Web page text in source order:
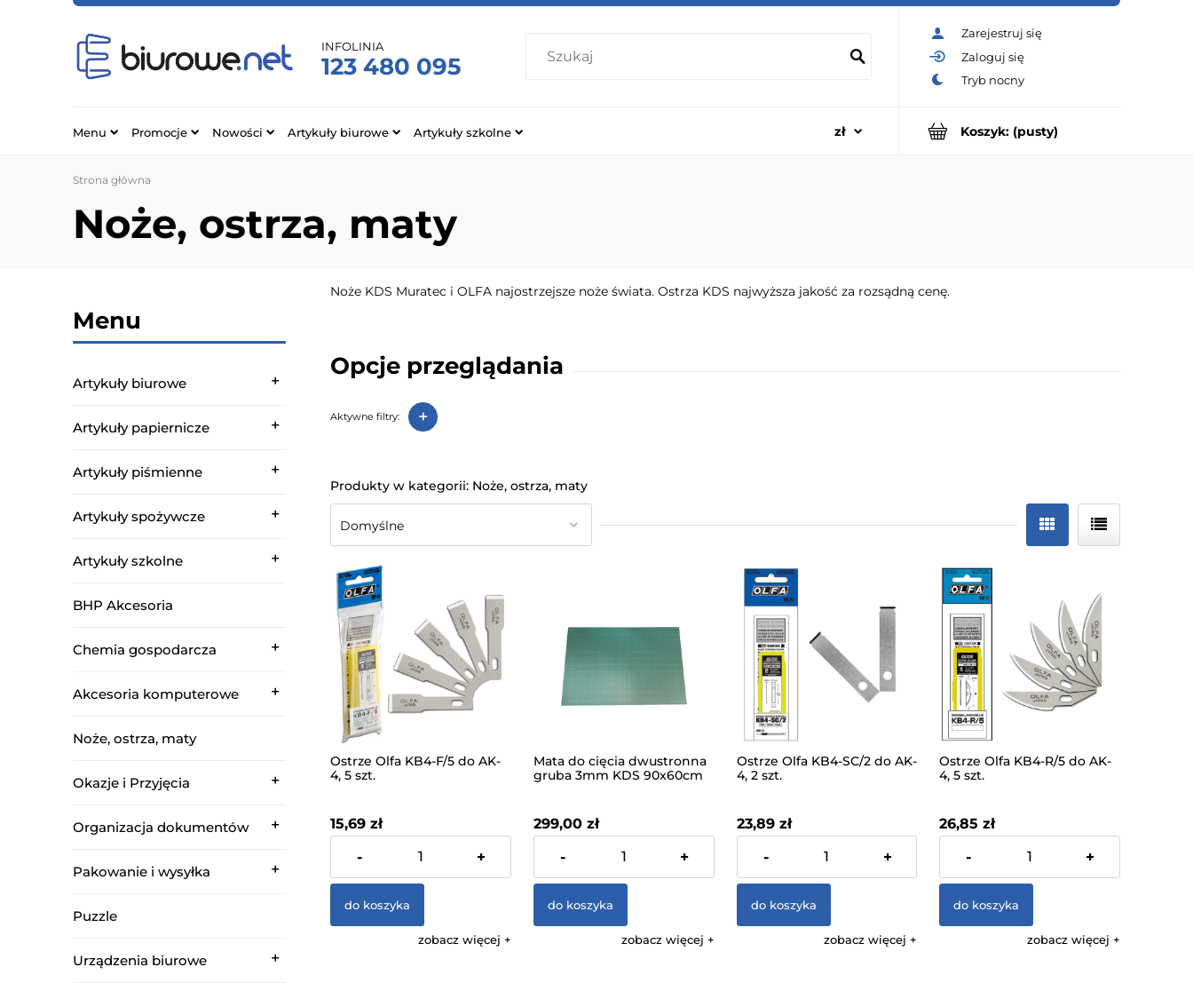
Zarejestruj się
Zaloguj się
INFOLINIA
123 480 095
Koszyk: (pusty)
Menu Promocje Nowości Artykuły biurowe Artykuły szkolne
Strona główna
Noże, ostrza, maty
Menu
Artykuły biurowe
Artykuły papiernicze
Artykuły piśmienne
Artykuły spożywcze
Artykuły szkolne
BHP Akcesoria
Chemia gospodarcza
Akcesoria komputerowe
Noże, ostrza, maty
Okazje i Przyjęcia
Organizacja dokumentów
Pakowanie i wysyłka
Puzzle
Urządzenia biurowe
Opcje przeglądania
Aktywne filtry: +
Noże KDS Muratec i OLFA najostrzejsze noże świata. Ostrza KDS najwyższa jakość za rozsądną cenę.
Noże, ostrza, maty
Ostrze Olfa KB4-F/5 do AK-
4, 5 szt.
15,69 zł
zawiera 23% VAT, bez kosztów
- +
do koszyka
zobacz więcej
Mata do cięcia dwustronna
gruba 3mm KDS 90x60cm
299,00 zł
zawiera 23% VAT, bez kosztów
- +
do koszyka
zobacz więcej
Ostrze Olfa KB4-SC/2 do AK-
4, 2 szt.
23,89 zł
zawiera 23% VAT, bez kosztów
- +
do koszyka
zobacz więcej
Ostrze Olfa KB4-R/5 do AK-
4, 5 szt.
26,85 zł
zawiera 23% VAT, bez kosztów
- +
do koszyka
zobacz więcej